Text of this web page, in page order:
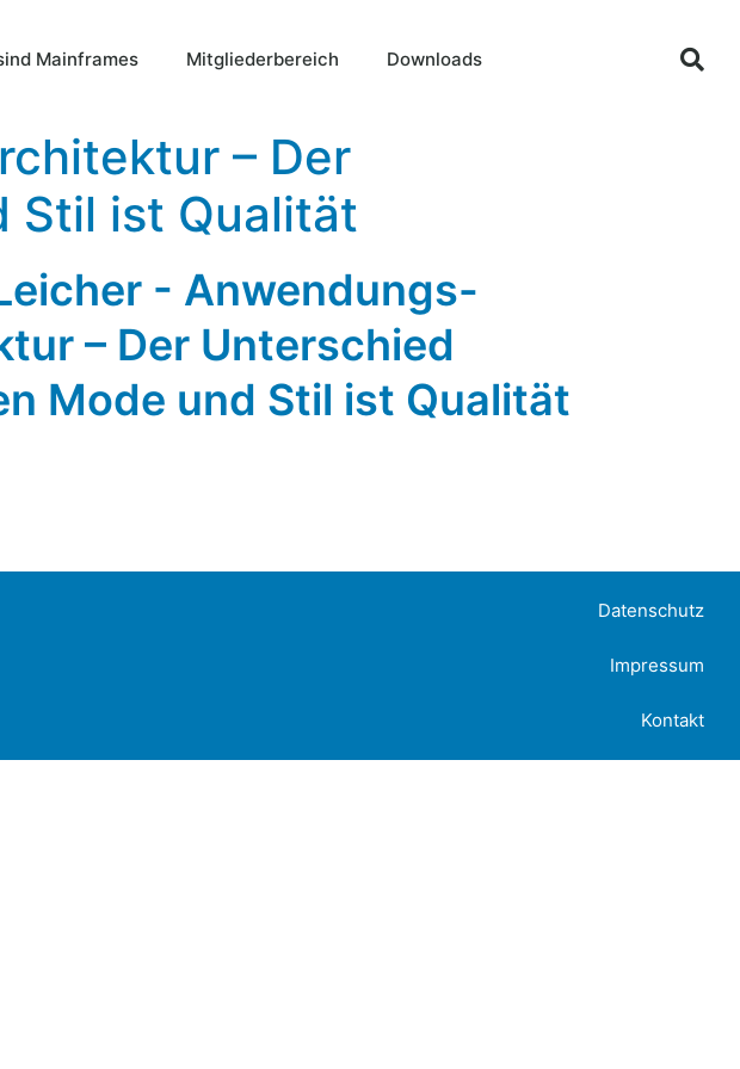
Mainframes Mitgliederbereich Downloads
– Der
Stil ist Qualität
- Anwendungs-
– Der Unterschied
Mode und Stil ist Qualität
Datenschutz
Impressum
Kontakt